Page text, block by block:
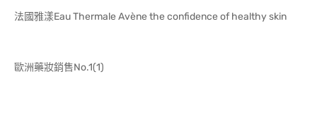
法國雅漾Eau Thermale Avène the confidence of healthy skin
歐洲藥妝銷售No.1(1)